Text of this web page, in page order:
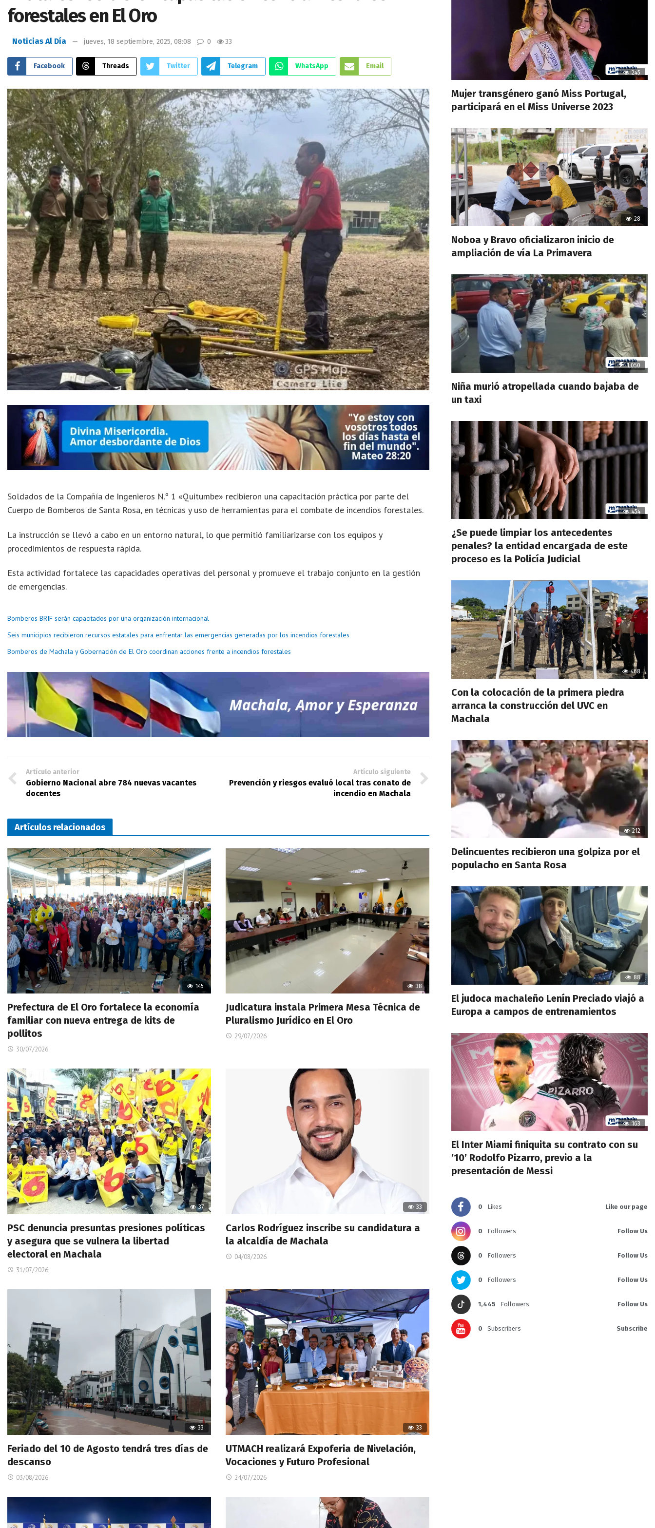
forestales en El Oro
Noticias Al Día jueves, 18 septiembre, 2025, 08:08 0 33
Facebook Threads Twitter Telegram WhatsApp Email
Soldados de la Compañía de Ingenieros N.º 1 «Quitumbe» recibieron una capacitación práctica por parte del
Cuerpo de Bomberos de Santa Rosa, en técnicas y uso de herramientas para el combate de incendios forestales.
La instrucción se llevó a cabo en un entorno natural, lo que permitió familiarizarse con los equipos y
procedimientos de respuesta rápida.
Esta actividad fortalece las capacidades operativas del personal y promueve el trabajo conjunto en la gestión
de emergencias.
Bomberos BRIF serán capacitados por una organización internacional
Seis municipios recibieron recursos estatales para enfrentar las emergencias generadas por los incendios forestales
Bomberos de Machala y Gobernación de El Oro coordinan acciones frente a incendios forestales
Artículo anterior
Gobierno Nacional abre 784 nuevas vacantes
docentes
Artículo siguiente
Prevención y riesgos evaluó local tras conato de
incendio en Machala
Artículos relacionados
145
Prefectura de El Oro fortalece la economía
familiar con nueva entrega de kits de
pollitos
30/07/2026
38
Judicatura instala Primera Mesa Técnica de
Pluralismo Jurídico en El Oro
29/07/2026
37
PSC denuncia presuntas presiones políticas
y asegura que se vulnera la libertad
electoral en Machala
31/07/2026
33
Carlos Rodríguez inscribe su candidatura a
la alcaldía de Machala
04/08/2026
33
Feriado del 10 de Agosto tendrá tres días de
descanso
03/08/2026
33
UTMACH realizará Expoferia de Nivelación,
Vocaciones y Futuro Profesional
24/07/2026
245
Mujer transgénero ganó Miss Portugal,
participará en el Miss Universe 2023
28
Noboa y Bravo oficializaron inicio de
ampliación de vía La Primavera
1,050
Niña murió atropellada cuando bajaba de
un taxi
454
¿Se puede limpiar los antecedentes
penales? la entidad encargada de este
proceso es la Policía Judicial
468
Con la colocación de la primera piedra
arranca la construcción del UVC en
Machala
212
Delincuentes recibieron una golpiza por el
populacho en Santa Rosa
88
El judoca machaleño Lenín Preciado viajó a
Europa a campos de entrenamientos
163
El Inter Miami finiquita su contrato con su
’10’ Rodolfo Pizarro, previo a la
presentación de Messi
0 Likes Like our page
0 Followers Follow Us
0 Followers Follow Us
0 Followers Follow Us
1,445 Followers Follow Us
0 Subscribers Subscribe